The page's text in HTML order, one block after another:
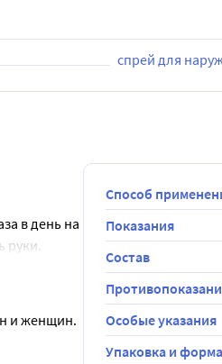
спрей для
в день на
быстрый
в
и женщин.
Способ
Показания
Состав
Особые указания
Упаковка и